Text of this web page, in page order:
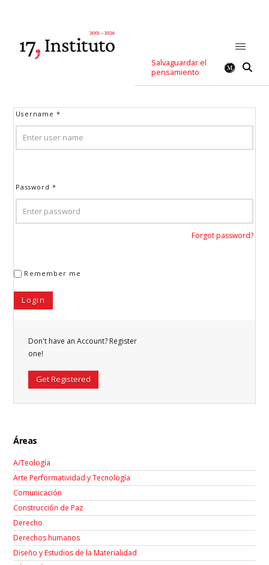
Salvaguardar el
pensamiento
Username*
Password*
Forgot password?
Remember me
Don't have an Account? Register
one!
Get Registered
Áreas
A/Teología
Arte Performatividad y Tecnología
Comunicación
Construcción de Paz
Derecho
Derechos humanos
Diseño y Estudios de la Materialidad